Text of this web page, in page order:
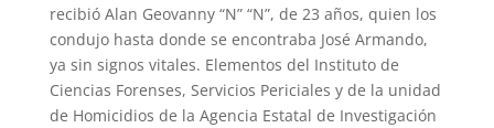
recibió Alan Geovanny “N” “N”, de 23 años, quien los
condujo hasta donde se encontraba José Armando,
ya sin signos vitales. Elementos del Instituto de
Ciencias Forenses, Servicios Periciales y de la unidad
de Homicidios de la Agencia Estatal de Investigación